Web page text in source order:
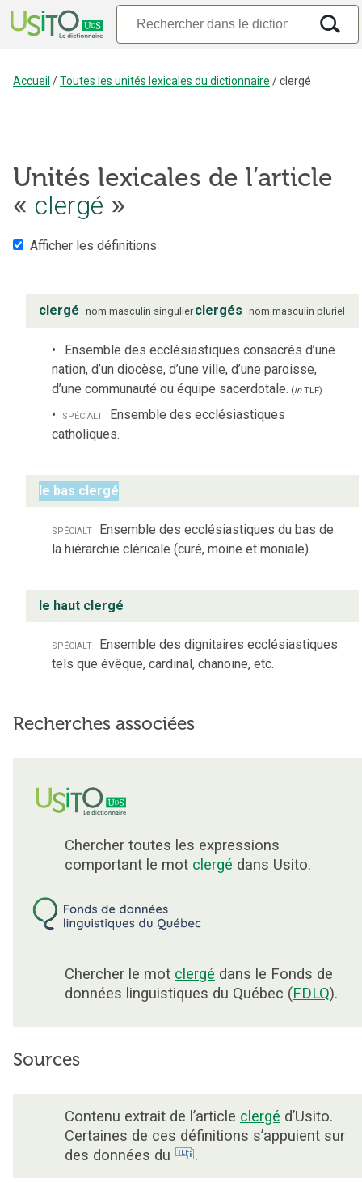
Accueil /Toutes les unités lexicales du dictionnaire /clergé
Unités lexicales de l’article
« clergé »
Afficher les définitions
clergé nom masculin singulier clergés nom masculin pluriel
Ensemble des ecclésiastiques consacrés d’une
nation, d’un diocèse, d’une ville, d’une paroisse,
d’une communauté ou équipe sacerdotale. (inTLF)
spécialt Ensemble des ecclésiastiques
catholiques.
le bas clergé
spécialt Ensemble des ecclésiastiques du bas de
la hiérarchie cléricale (curé, moine et moniale).
le haut clergé
spécialt Ensemble des dignitaires ecclésiastiques
tels que évêque, cardinal, chanoine, etc.
Recherches associées
Chercher toutes les expressions
comportant le mot clergé dans Usito.
Chercher le mot clergé dans le Fonds de
données linguistiques du Québec (FDLQ).
Sources
Contenu extrait de l’article clergé d’Usito.
Certaines de ces définitions s’appuient sur
des données du
.